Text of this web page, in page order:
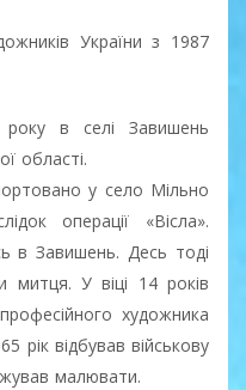
України з 1987
в селі Завишень
області.
у село Мільно
операції «Вісла».
в Завишень. Десь тоді
митця. У віці 14 років
художника
рік відбував військову
малювати.